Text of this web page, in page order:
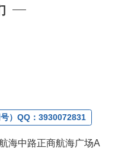
询购
）QQ：3930072831
海中路正商航海广场A